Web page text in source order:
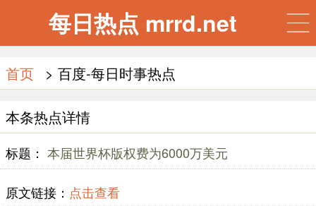
每日热点 mrrd.net
首页 > 百度-每日时事热点
本条热点详情
标题： 本届世界杯版权费为6000万美元
原文链接： 点击查看